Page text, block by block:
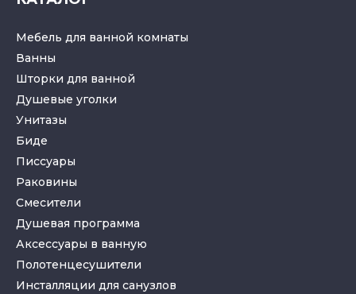
Мебель для ванной комнаты
Ванны
Шторки для ванной
Душевые уголки
Унитазы
Биде
Писсуары
Раковины
Смесители
Душевая программа
Аксессуары в ванную
Полотенцесушители
Инсталляции для санузлов